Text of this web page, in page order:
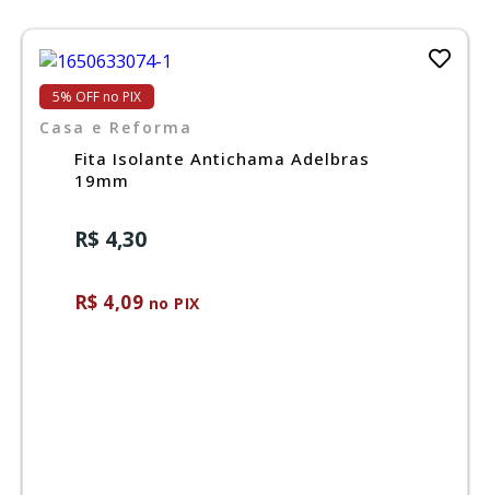
5% OFF no PIX
Casa e Reforma
Fita Isolante Antichama Adelbras
19mm
R$ 4,30
R$ 4,09 no PIX